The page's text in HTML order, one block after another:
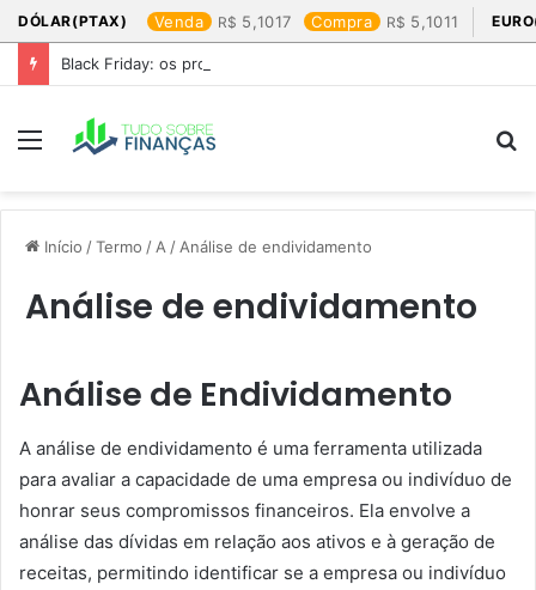
DÓLAR(PTAX) Venda 5,1017 Compra 5,1011
Black Friday: os produtos que mais valem a pena
Menu
Início /Termo / A / Análise de endividamento
Análise de endividamento
Análise de Endividamento
A análise de endividamento é uma ferramenta utilizada
para avaliar a capacidade de uma empresa ou indivíduo de
honrar seus compromissos financeiros. Ela envolve a
análise das dívidas em relação aos ativos e à geração de
receitas, permitindo identificar se a empresa ou indivíduo